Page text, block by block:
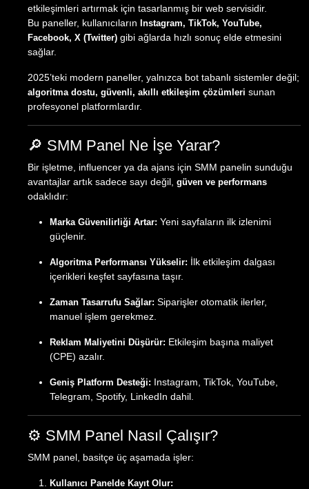
etkileşimleri artırmak için tasarlanmış bir web servisidir.
Bu paneller, kullanıcıların Instagram, TikTok, YouTube,
Facebook, X (Twitter) gibi ağlarda hızlı sonuç elde etmesini
sağlar.
2025’teki modern paneller, yalnızca bot tabanlı sistemler değil;
algoritma dostu, güvenli, akıllı etkileşim çözümleri sunan
profesyonel platformlardır.
🔎 SMM Panel Ne İşe Yarar?
Bir işletme, influencer ya da ajans için SMM panelin sunduğu
avantajlar artık sadece sayı değil, güven ve performans
odaklıdır:
Marka Güvenilirliği Artar: Yeni sayfaların ilk izlenimi
güçlenir.
Algoritma Performansı Yükselir: İlk etkileşim dalgası
içerikleri keşfet sayfasına taşır.
Zaman Tasarrufu Sağlar: Siparişler otomatik ilerler,
manuel işlem gerekmez.
Reklam Maliyetini Düşürür: Etkileşim başına maliyet
(CPE) azalır.
Geniş Platform Desteği: Instagram, TikTok, YouTube,
Telegram, Spotify, LinkedIn dahil.
⚙️ SMM Panel Nasıl Çalışır?
SMM panel, basitçe üç aşamada işler:
Kullanıcı Panelde Kayıt Olur: